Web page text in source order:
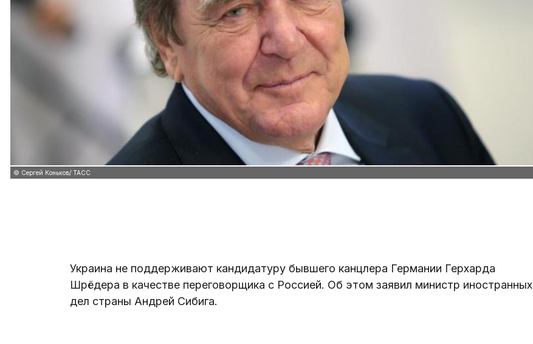
© Сергей Коньков/ ТАСС
Украина не поддерживают кандидатуру бывшего канцлера Германии Герхарда
Шрёдера в качестве переговорщика с Россией. Об этом заявил министр иностранных
дел страны Андрей Сибига.